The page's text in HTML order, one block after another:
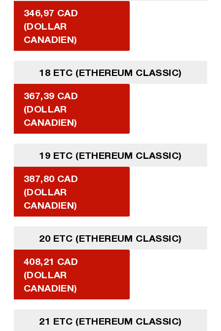
346,97 CAD
(DOLLAR
CANADIEN)
18 ETC (ETHEREUM CLASSIC)
367,39 CAD
(DOLLAR
CANADIEN)
19 ETC (ETHEREUM CLASSIC)
387,80 CAD
(DOLLAR
CANADIEN)
20 ETC (ETHEREUM CLASSIC)
408,21 CAD
(DOLLAR
CANADIEN)
21 ETC (ETHEREUM CLASSIC)